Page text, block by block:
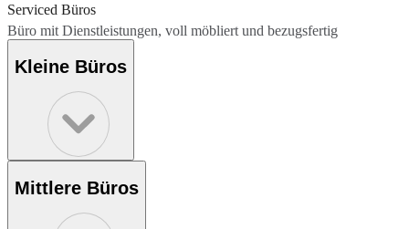
Serviced Büros
Büro mit Dienstleistungen, voll möbliert und bezugsfertig
Kleine Büros
Mittlere Büros